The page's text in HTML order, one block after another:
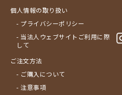
個人情報の取り扱い
- プライバシーポリシー
- 当法人ウェブサイトご利用に際
して
ご注文方法
- ご購入について
- 注意事項